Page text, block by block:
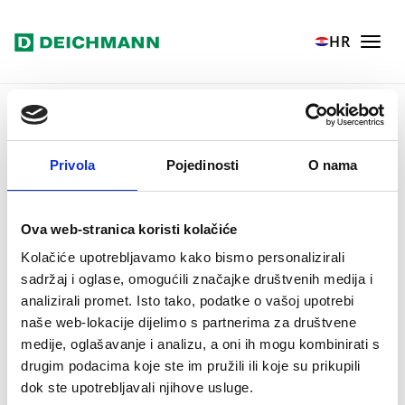
Privola Pojedinosti O nama
Ova web-stranica koristi kolačiće
Kolačiće upotrebljavamo kako bismo personalizirali
sadržaj i oglase, omogućili značajke društvenih medija i
analizirali promet. Isto tako, podatke o vašoj upotrebi
naše web-lokacije dijelimo s partnerima za društvene
medije, oglašavanje i analizu, a oni ih mogu kombinirati s
drugim podacima koje ste im pružili ili koje su prikupili
dok ste upotrebljavali njihove usluge.
Skoči na glavni sadržaj HR
Home Tisak Download centar
Download centar
Dobrodošli u Deichmannov Download centar.
slika visoke i niske rezolucije.